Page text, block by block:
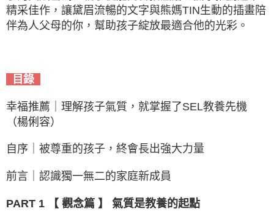
精采佳作，讓黛眉流暢的文字與熊媽TIN生動的插畫陪
伴為人父母的你，幫助孩子綻放最適合他的光彩。
目錄
幸福推薦｜理解孩子氣質，就掌握了SEL教養先機
（楊俐容）
自序｜被尊重的孩子，終會長出強大力量
前言｜認識獨一無二的家庭新成員
PART 1 【 觀念篇 】 氣質是教養的起點